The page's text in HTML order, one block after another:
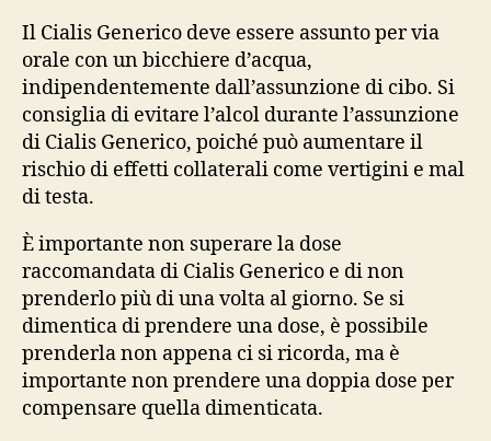
Il Cialis Generico deve essere assunto per via
orale con un bicchiere d’acqua,
indipendentemente dall’assunzione di cibo. Si
consiglia di evitare l’alcol durante l’assunzione
di Cialis Generico, poiché può aumentare il
rischio di effetti collaterali come vertigini e mal
di testa.
È importante non superare la dose
raccomandata di Cialis Generico e di non
prenderlo più di una volta al giorno. Se si
dimentica di prendere una dose, è possibile
prenderla non appena ci si ricorda, ma è
importante non prendere una doppia dose per
compensare quella dimenticata.